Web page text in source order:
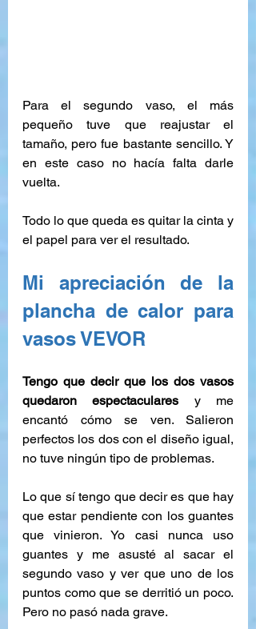
Para el segundo vaso, el más
pequeño tuve que reajustar el
tamaño, pero fue bastante sencillo. Y
en este caso no hacía falta darle
vuelta.
Todo lo que queda es quitar la cinta y
el papel para ver el resultado.
Mi apreciación de la
plancha de calor para
vasos VEVOR
Tengo que decir que los dos vasos
quedaron espectaculares y me
encantó cómo se ven. Salieron
perfectos los dos con el diseño igual,
no tuve ningún tipo de problemas.
Lo que sí tengo que decir es que hay
que estar pendiente con los guantes
que vinieron. Yo casi nunca uso
guantes y me asusté al sacar el
segundo vaso y ver que uno de los
puntos como que se derritió un poco.
Pero no pasó nada grave.